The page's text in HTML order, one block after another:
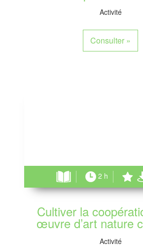
Activité
Consulter »
2 h
Cultiver la
œuvre d’art nature
Activité